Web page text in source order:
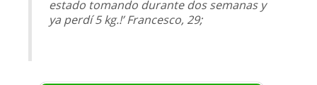
estado tomando durante dos semanas y
ya perdí 5 kg.!’ Francesco, 29;